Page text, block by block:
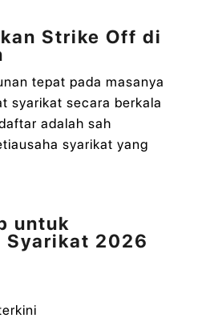
Strike Off di
tepat pada masanya
syarikat secara berkala
adalah sah
syarikat yang
untuk
Syarikat 2026